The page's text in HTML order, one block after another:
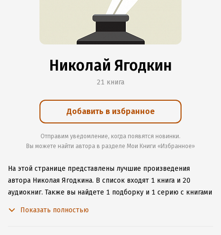
Николай Ягодкин
21 книга
Добавить в избранное
Отправим уведомление, когда появятся новинки.
Вы можете найти автора в разделе Мои Книги «Избранное»
На этой странице представлены лучшие произведения
автора Николая Ягодкина. В список входят 1 книга и 20
аудиокниг. Также вы найдете 1 подборку и 1 серию с книгами
Показать полностью